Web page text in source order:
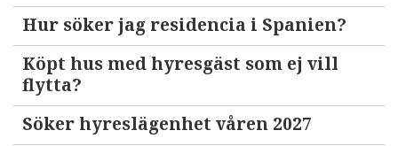
Hur söker jag residencia i Spanien?
Köpt hus med hyresgäst som ej vill
flytta?
Söker hyreslägenhet våren 2027